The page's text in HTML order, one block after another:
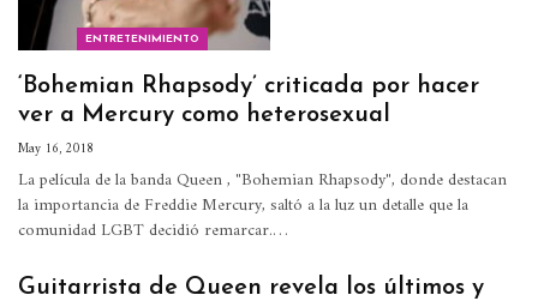
ENTRETENIMIENTO
‘Bohemian Rhapsody’ criticada por hacer
ver a Mercury como heterosexual
May 16, 2018
La película de la banda Queen , "Bohemian Rhapsody", donde destacan
la importancia de Freddie Mercury, saltó a la luz un detalle que la
comunidad LGBT decidió remarcar.…
Guitarrista de Queen revela los últimos y